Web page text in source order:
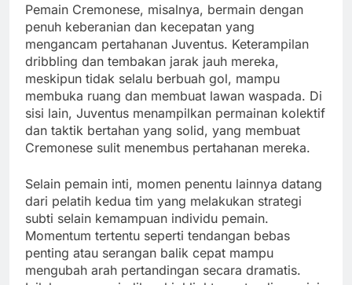
Pemain Cremonese, misalnya, bermain dengan
penuh keberanian dan kecepatan yang
mengancam pertahanan Juventus. Keterampilan
dribbling dan tembakan jarak jauh mereka,
meskipun tidak selalu berbuah gol, mampu
membuka ruang dan membuat lawan waspada. Di
sisi lain, Juventus menampilkan permainan kolektif
dan taktik bertahan yang solid, yang membuat
Cremonese sulit menembus pertahanan mereka.
Selain pemain inti, momen penentu lainnya datang
dari pelatih kedua tim yang melakukan strategi
subti selain kemampuan individu pemain.
Momentum tertentu seperti tendangan bebas
penting atau serangan balik cepat mampu
mengubah arah pertandingan secara dramatis.